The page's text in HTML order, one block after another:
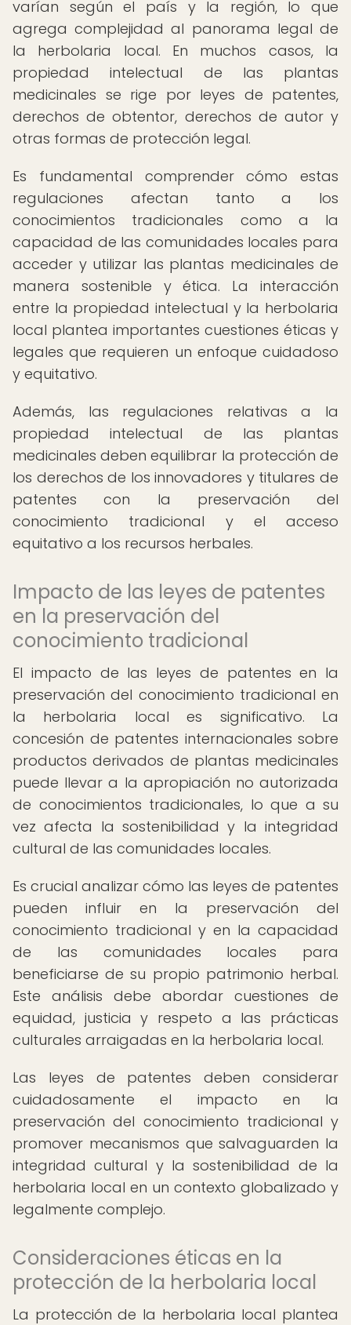
varían según el país y la región, lo que
agrega complejidad al panorama legal de
la herbolaria local. En muchos casos, la
propiedad intelectual de las plantas
medicinales se rige por leyes de patentes,
derechos de obtentor, derechos de autor y
otras formas de protección legal.
Es fundamental comprender cómo estas
regulaciones afectan tanto a los
conocimientos tradicionales como a la
capacidad de las comunidades locales para
acceder y utilizar las plantas medicinales de
manera sostenible y ética. La interacción
entre la propiedad intelectual y la herbolaria
local plantea importantes cuestiones éticas y
legales que requieren un enfoque cuidadoso
y equitativo.
Además, las regulaciones relativas a la
propiedad intelectual de las plantas
medicinales deben equilibrar la protección de
los derechos de los innovadores y titulares de
patentes con la preservación del
conocimiento tradicional y el acceso
equitativo a los recursos herbales.
Impacto de las leyes de patentes
en la preservación del
conocimiento tradicional
El impacto de las leyes de patentes en la
preservación del conocimiento tradicional en
la herbolaria local es significativo. La
concesión de patentes internacionales sobre
productos derivados de plantas medicinales
puede llevar a la apropiación no autorizada
de conocimientos tradicionales, lo que a su
vez afecta la sostenibilidad y la integridad
cultural de las comunidades locales.
Es crucial analizar cómo las leyes de patentes
pueden influir en la preservación del
conocimiento tradicional y en la capacidad
de las comunidades locales para
beneficiarse de su propio patrimonio herbal.
Este análisis debe abordar cuestiones de
equidad, justicia y respeto a las prácticas
culturales arraigadas en la herbolaria local.
Las leyes de patentes deben considerar
cuidadosamente el impacto en la
preservación del conocimiento tradicional y
promover mecanismos que salvaguarden la
integridad cultural y la sostenibilidad de la
herbolaria local en un contexto globalizado y
legalmente complejo.
Consideraciones éticas en la
protección de la herbolaria local
La protección de la herbolaria local plantea